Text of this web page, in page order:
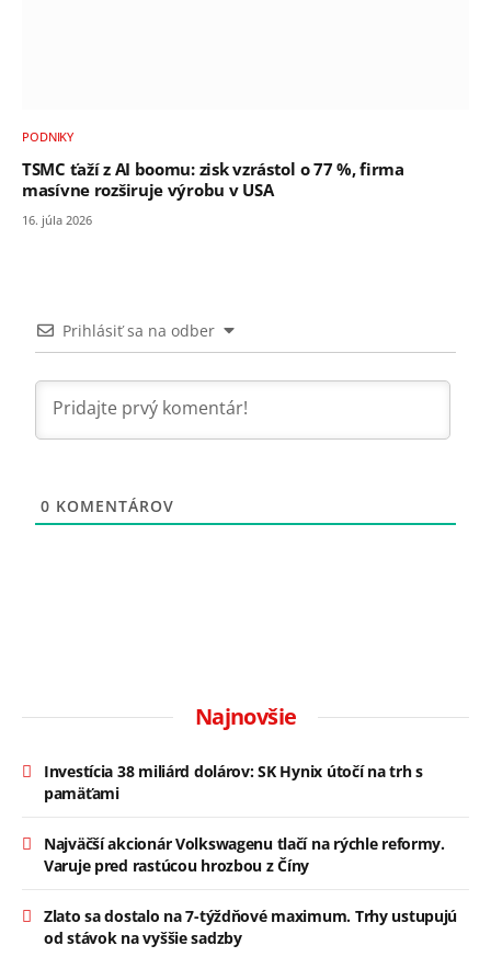
PODNIKY
TSMC ťaží z AI boomu: zisk vzrástol o 77 %, firma
masívne rozširuje výrobu v USA
16. júla 2026
Prihlásiť sa na odber
0 KOMENTÁROV
Najnovšie
Investícia 38 miliárd dolárov: SK Hynix útočí na trh s
pamäťami
Najväčší akcionár Volkswagenu tlačí na rýchle reformy.
Varuje pred rastúcou hrozbou z Číny
Zlato sa dostalo na 7-týždňové maximum. Trhy ustupujú
od stávok na vyššie sadzby